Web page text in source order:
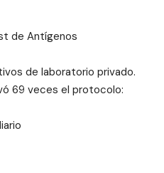
de Antígenos
de laboratorio privado.
69 veces el protocolo: